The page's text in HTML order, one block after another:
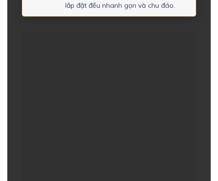
lắp đặt đều nhanh gọn và chu đáo.